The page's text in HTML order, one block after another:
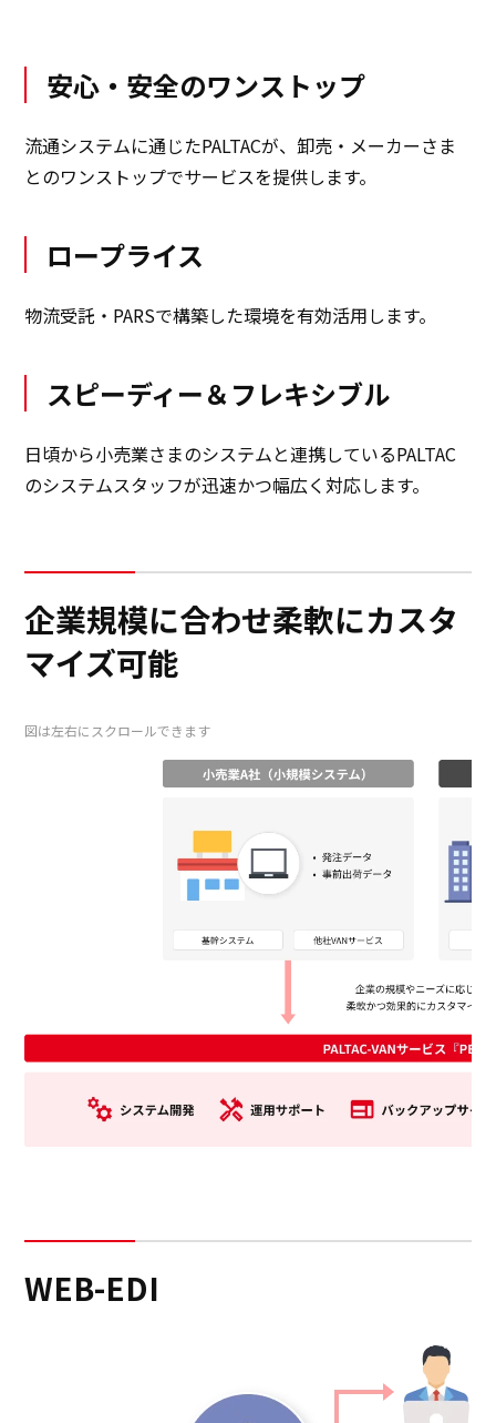
安心・安全のワンストップ
流通システムに通じたPALTACが、卸売・メーカーさま
とのワンストップでサービスを提供します。
ロープライス
物流受託・PARSで構築した環境を有効活用します。
スピーディー＆フレキシブル
日頃から小売業さまのシステムと連携しているPALTAC
のシステムスタッフが迅速かつ幅広く対応します。
企業規模に合わせ柔軟にカスタ
マイズ可能
図は左右にスクロールできます
WEB-EDI